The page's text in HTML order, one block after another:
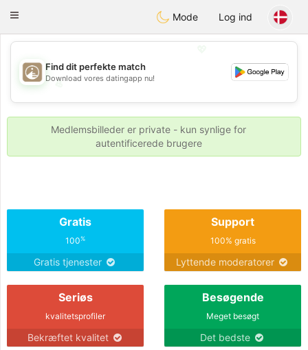
ahebik
Toggle
Mode Log ind
💖
💕
💕
Find dit perfekte match
Download vores datingapp nu!
Medlemsbilleder er private - kun synlige for
autentificerede brugere
Gratis
100%
Gratis tjenester
Support
100% gratis
Lyttende moderatorer
Seriøs
kvalitetsprofiler
Bekræftet kvalitet
Besøgende
Meget besøgt
Det bedste